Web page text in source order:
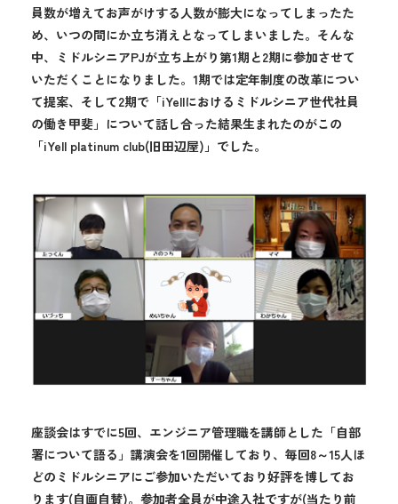
員数が増えてお声がけする人数が膨大になってしまったた
め、いつの間にか立ち消えとなってしまいました。そんな
中、ミドルシニアPJが立ち上がり第1期と2期に参加させて
いただくことになりました。1期では定年制度の改革につい
て提案、そして2期で「iYellにおけるミドルシニア世代社員
の働き甲斐」について話し合った結果生まれたのがこの
「iYell platinum club(旧田辺屋)」でした。
座談会はすでに5回、エンジニア管理職を講師とした「自部
署について語る」講演会を1回開催しており、毎回8～15人ほ
どのミドルシニアにご参加いただいており好評を博してお
ります(自画自賛)。参加者全員が中途入社ですが(当たり前